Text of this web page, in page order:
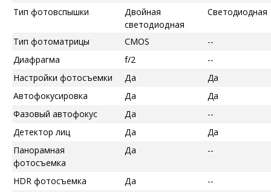
Тип фотовспышки
Двойная
светодиодная
Светодиодная
Тип фотоматрицы CMOS
--
Диафрагма
f/2
--
Настройки фотосъемки
Да
Да
Автофокусировка
Да
Да
Фазовый автофокус
Да
--
Детектор лиц
Да
Да
Панорамная
фотосъемка
Да --
HDR фотосъемка Да
--